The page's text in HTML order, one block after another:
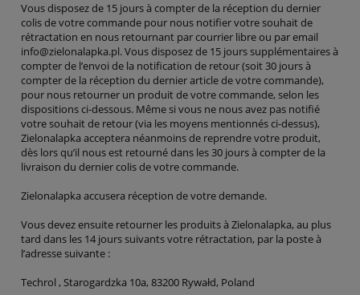
Vous disposez de 15 jours à compter de la réception du dernier
colis de votre commande pour nous notifier votre souhait de
rétractation en nous retournant par courrier libre ou par email
info@zielonalapka.pl. Vous disposez de 15 jours supplémentaires à
compter de l’envoi de la notification de retour (soit 30 jours à
compter de la réception du dernier article de votre commande),
pour nous retourner un produit de votre commande, selon les
dispositions ci-dessous. Même si vous ne nous avez pas notifié
votre souhait de retour (via les moyens mentionnés ci-dessus),
Zielonalapka acceptera néanmoins de reprendre votre produit,
dès lors qu’il nous est retourné dans les 30 jours à compter de la
livraison du dernier colis de votre commande.
Zielonalapka accusera réception de votre demande.
Vous devez ensuite retourner les produits à Zielonalapka, au plus
tard dans les 14 jours suivants votre rétractation, par la poste à
l’adresse suivante :
Techrol , Starogardzka 10a, 83200 Rywałd, Poland